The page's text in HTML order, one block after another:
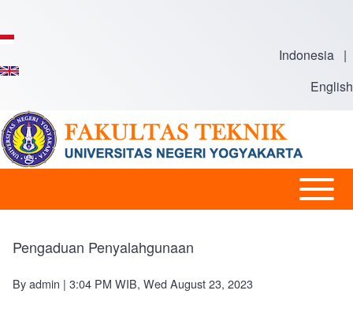
Indonesia |
English
navigation
Open or
Close
Pengaduan Penyalahgunaan
Byadmin | 3:04 PM WIB, Wed August 23, 2023